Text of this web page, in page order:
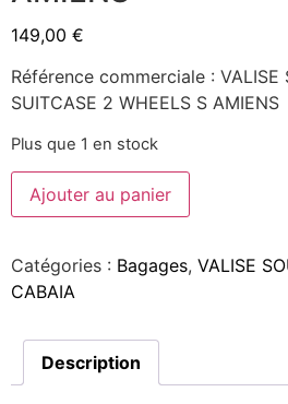
149,00 €
Référence commerciale : VALISE
SUITCASE 2 WHEELS S AMIENS
Plus que 1 en stock
Ajouter au panier
Catégories : Bagages, VALISE
CABAIA
Description